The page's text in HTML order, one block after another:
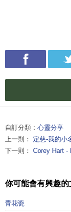
自訂分類： 心靈分享
上一則： 定慈-我的小
下一則： Corey Hart -
你可能會有興趣的
青花瓷